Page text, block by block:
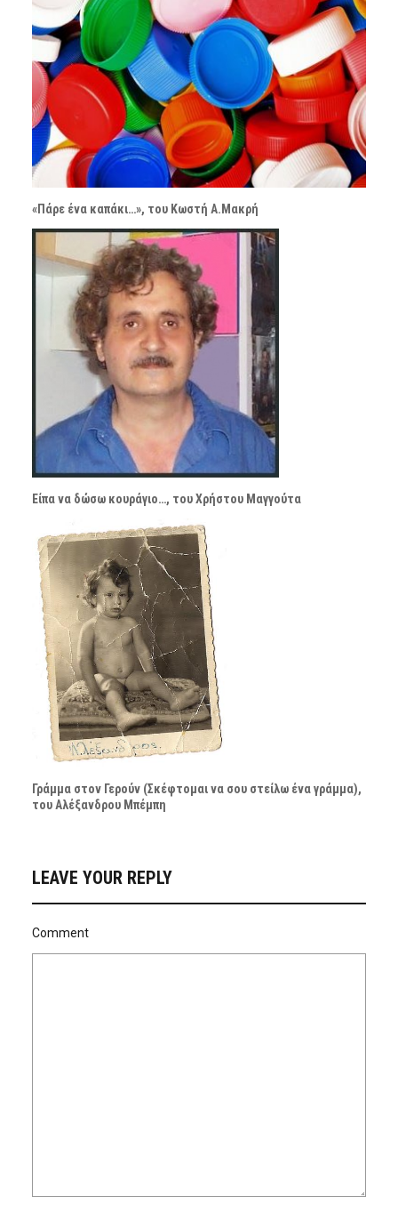
«Πάρε ένα καπάκι…», του Κωστή Α.Μακρή
Είπα να δώσω κουράγιο…, του Χρήστου Μαγγούτα
Γράμμα στον Γερούν (Σκέφτομαι να σου στείλω ένα γράμμα),
του Αλέξανδρου Μπέμπη
LEAVE YOUR REPLY
Comment